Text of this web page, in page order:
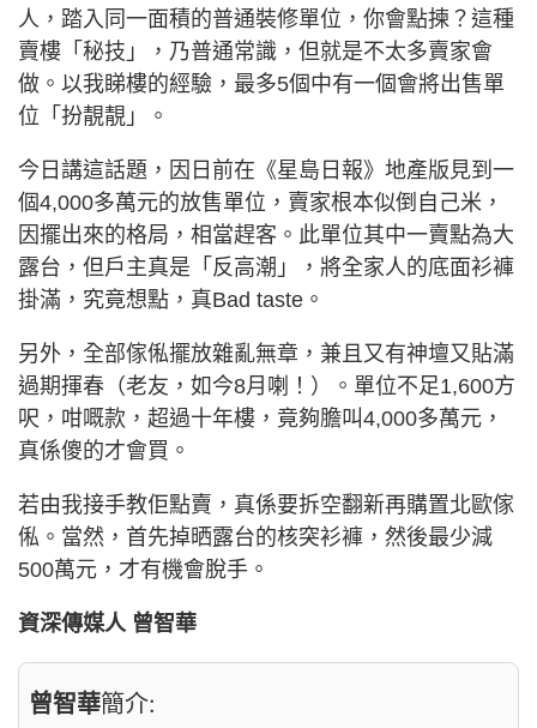
人，踏入同一面積的普通裝修單位，你會點揀？這種
賣樓「秘技」，乃普通常識，但就是不太多賣家會
做。以我睇樓的經驗，最多5個中有一個會將出售單
位「扮靚靚」。
今日講這話題，因日前在《星島日報》地產版見到一
個4,000多萬元的放售單位，賣家根本似倒自己米，
因擺出來的格局，相當趕客。此單位其中一賣點為大
露台，但戶主真是「反高潮」，將全家人的底面衫褲
掛滿，究竟想點，真Bad taste。
另外，全部傢俬擺放雜亂無章，兼且又有神壇又貼滿
過期揮春（老友，如今8月喇！）。單位不足1,600方
呎，咁嘅款，超過十年樓，竟夠膽叫4,000多萬元，
真係傻的才會買。
若由我接手教佢點賣，真係要拆空翻新再購置北歐傢
俬。當然，首先掉晒露台的核突衫褲，然後最少減
500萬元，才有機會脫手。
資深傳媒人 曾智華
曾智華簡介: